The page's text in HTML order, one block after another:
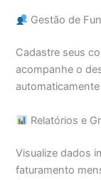
Gestão de
Cadastre seus
acompanhe o
Relatórios e
Visualize dados
faturamento